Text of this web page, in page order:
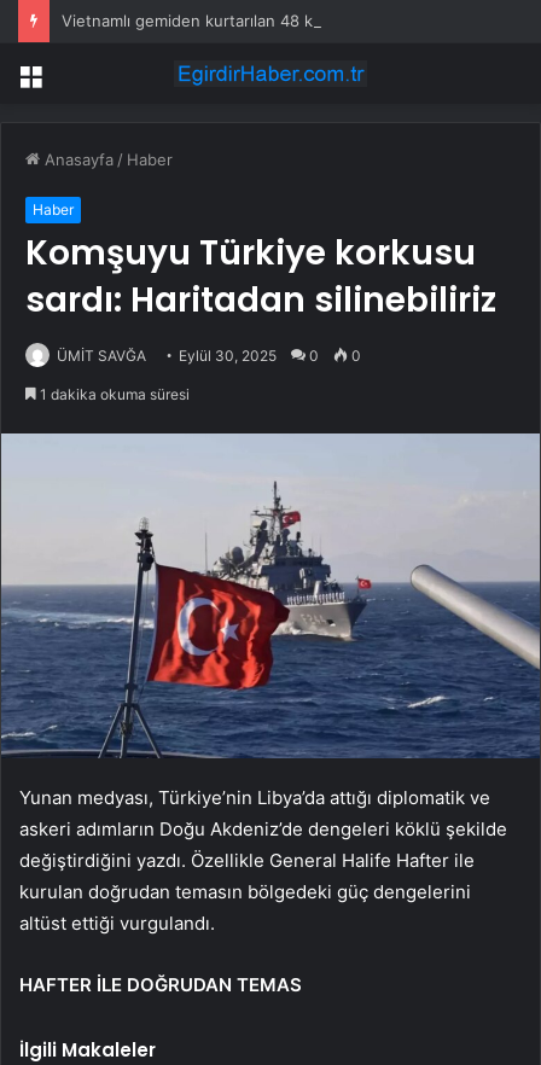
Menü
Anasayfa / Haber
Haber
Komşuyu Türkiye korkusu
sardı: Haritadan silinebiliriz
ÜMİT SAVĞA Eylül 30, 2025 0 0
1 dakika okuma süresi
Yunan medyası, Türkiye’nin Libya’da attığı diplomatik ve
askeri adımların Doğu Akdeniz’de dengeleri köklü şekilde
değiştirdiğini yazdı. Özellikle General Halife Hafter ile
kurulan doğrudan temasın bölgedeki güç dengelerini
altüst ettiği vurgulandı.
HAFTER İLE DOĞRUDAN TEMAS
İlgili Makaleler